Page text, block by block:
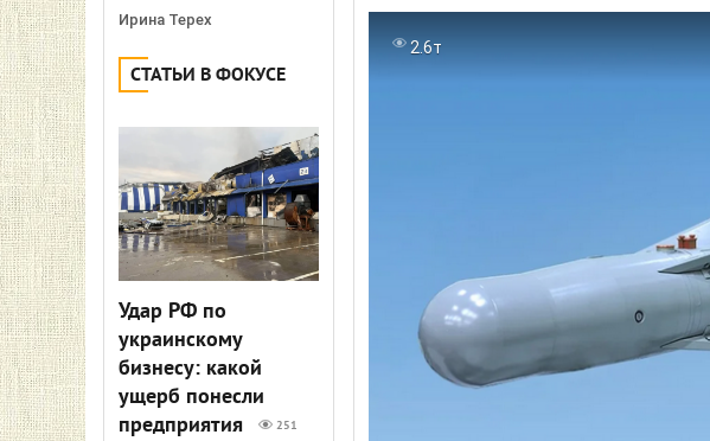
Ирина Терех
СТАТЬИ В ФОКУСЕ
Удар РФ по
украинскому
бизнесу: какой
ущерб понесли
предприятия
251
2.6т